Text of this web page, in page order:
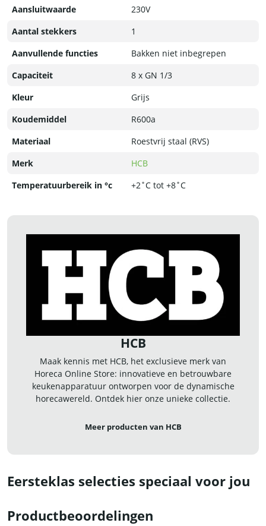
Aansluitwaarde
230V
Aantal stekkers
1
Aanvullende functies
Bakken niet inbegrepen
Capaciteit
8 x GN 1/3
Kleur
Grijs
Koudemiddel
R600a
Materiaal
Roestvrij staal (RVS)
Merk
HCB
Temperatuurbereik in °c
+2˚C tot +8˚C
HCB
Maak kennis met HCB, het exclusieve merk van
Horeca Online Store: innovatieve en betrouwbare
keukenapparatuur ontworpen voor de dynamische
horecawereld. Ontdek hier onze unieke collectie.
Meer producten van HCB
Eersteklas selecties speciaal voor jou
Productbeoordelingen